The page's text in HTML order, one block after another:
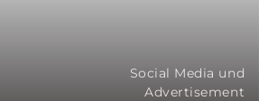
Social Media und
Advertisement